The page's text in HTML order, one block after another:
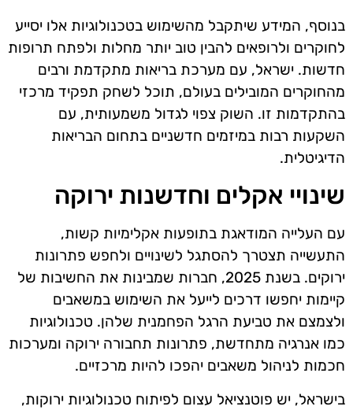
בנוסף, המידע שיתקבל מהשימוש בטכנולוגיות אלו יסייע
לחוקרים ולרופאים להבין טוב יותר מחלות ולפתח תרופות
חדשות. ישראל, עם מערכת בריאות מתקדמת ורבים
מהחוקרים המובילים בעולם, תוכל לשחק תפקיד מרכזי
בהתקדמות זו. השוק צפוי לגדול משמעותית, עם
השקעות רבות במיזמים חדשניים בתחום הבריאות
הדיגיטלית.
שינויי אקלים וחדשנות ירוקה
עם העלייה המודאגת בתופעות אקלימיות קשות,
התעשייה תצטרך להסתגל לשינויים ולחפש פתרונות
ירוקים. בשנת 2025, חברות שמבינות את החשיבות של
קיימות יחפשו דרכים לייעל את השימוש במשאבים
ולצמצם את טביעת הרגל הפחמנית שלהן. טכנולוגיות
כמו אנרגיה מתחדשת, פתרונות תחבורה ירוקה ומערכות
חכמות לניהול משאבים יהפכו להיות מרכזיים.
בישראל, יש פוטנציאל עצום לפיתוח טכנולוגיות ירוקות,